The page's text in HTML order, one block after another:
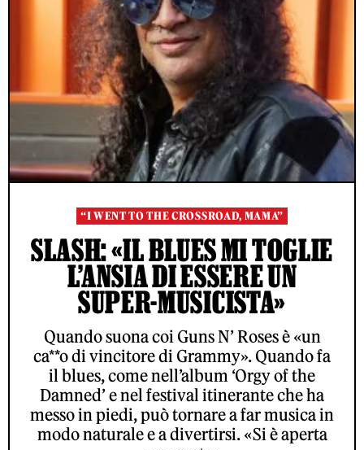
“I WENT TO THE CROSSROAD, MAMA”
SLASH: «IL BLUES MI TOGLIE
L’ANSIA DI ESSERE UN
SUPER-MUSICISTA»
Quando suona coi Guns N’ Roses è «un
ca**o di vincitore di Grammy». Quando fa
il blues, come nell’album ‘Orgy of the
Damned’ e nel festival itinerante che ha
messo in piedi, può tornare a far musica in
modo naturale e a divertirsi. «Si è aperta